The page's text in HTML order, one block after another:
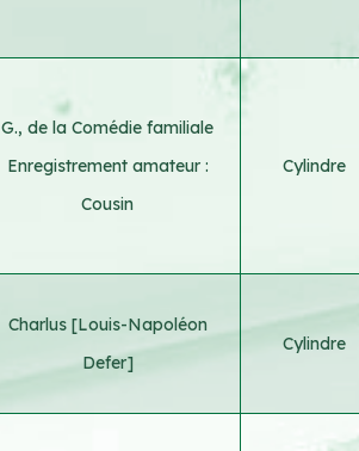
G., de la Comédie familiale
Enregistrement amateur :
Cousin
Cylindre
Charlus [Louis-Napoléon
Defer]
Cylindre